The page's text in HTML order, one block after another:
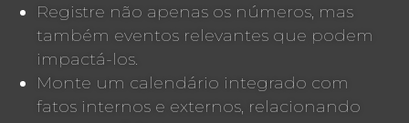
Registre não apenas os números, mas
também eventos relevantes que podem
impactá-los.
Monte um calendário integrado com
fatos internos e externos, relacionando